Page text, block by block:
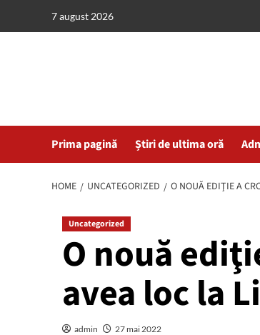
7 august 2026
Prima pagină Știri de ultima oră
HOME UNCATEGORIZED O NOUĂ EDIŢIE A
Uncategorized
O nouă
avea loc la
admin 27 mai 2022